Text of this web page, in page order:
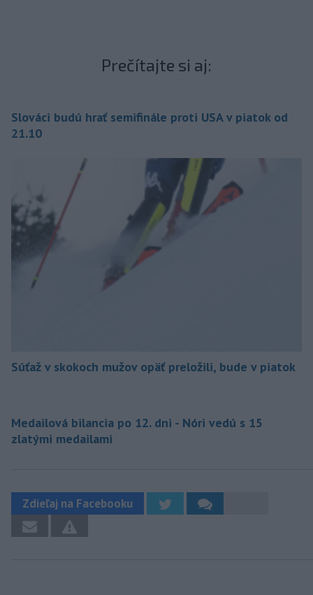
Prečítajte si aj:
Slováci budú hrať semifinále proti USA v piatok od
21.10
Súťaž v skokoch mužov opäť preložili, bude v piatok
Medailová bilancia po 12. dni - Nóri vedú s 15
zlatými medailami
Zdieľaj na Facebooku